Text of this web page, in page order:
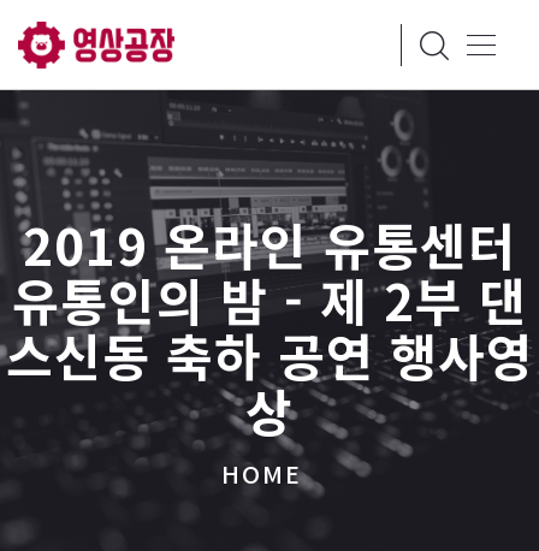
2019 온라인 유통센터
유통인의 밤 - 제 2부 댄
스신동 축하 공연 행사영
상
HOME